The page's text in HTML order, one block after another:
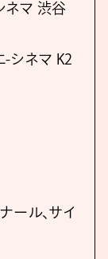
ネマ 渋谷
-シネマ K2
ール、サイ